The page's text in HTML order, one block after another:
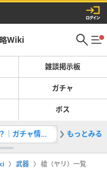
Wiki
雑談掲示板
ガチャ
ボス
現在開催中のガチャってどれを引くべき？｜ガチャ情報一覧 2最強武
もっとみる
武器 槍（ヤリ）一覧